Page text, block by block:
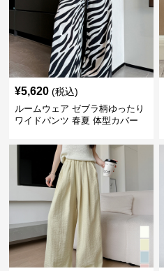
¥5,620 (税込)
ルームウェア ゼブラ柄ゆったり
ワイドパンツ 春夏 体型カバー